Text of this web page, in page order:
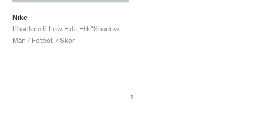
Nike
Män / Fotboll / Skor
1